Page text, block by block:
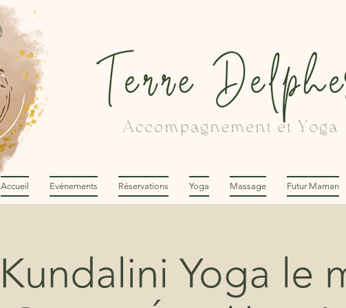
Accueil Evénements Réservations Yoga Massage Futur Maman
Kundalini Yoga le